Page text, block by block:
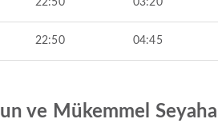
22:50 03:20
22:50 04:45
ve Mükemmel